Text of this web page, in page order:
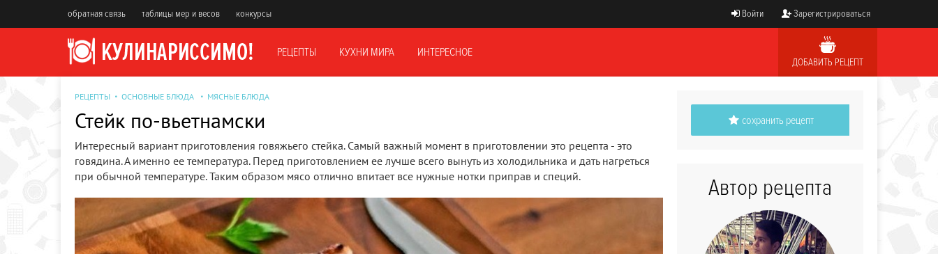
обратная связь таблицы мер и весов конкурсы Войти Зарегистрироваться
РЕЦЕПТЫ КУХНИ МИРА ИНТЕРЕСНОЕ
ДОБАВИТЬ РЕЦЕПТ
РЕЦЕПТЫ ОСНОВНЫЕ БЛЮДА МЯСНЫЕ БЛЮДА
Стейк по-вьетнамски
Интересный вариант приготовления говяжьего стейка. Самый важный момент в приготовлении это рецепта - это
говядина. А именно ее температура. Перед приготовлением ее лучше всего вынуть из холодильника и дать нагреться
при обычной температуре. Таким образом мясо отлично впитает все нужные нотки приправ и специй.
сохранить рецепт
Автор рецепта